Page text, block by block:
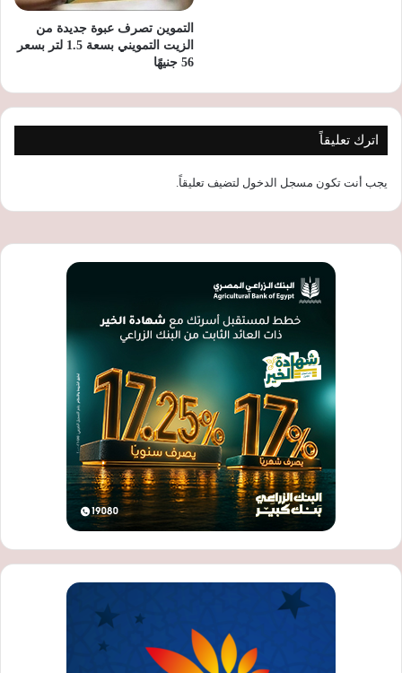
التموين تصرف عبوة جديدة من
الزيت التمويني بسعة 1.5 لتر بسعر
56 جنيهًا
اترك تعليقاً
يجب أنت تكون مسجل الدخول لتضيف تعليقاً.